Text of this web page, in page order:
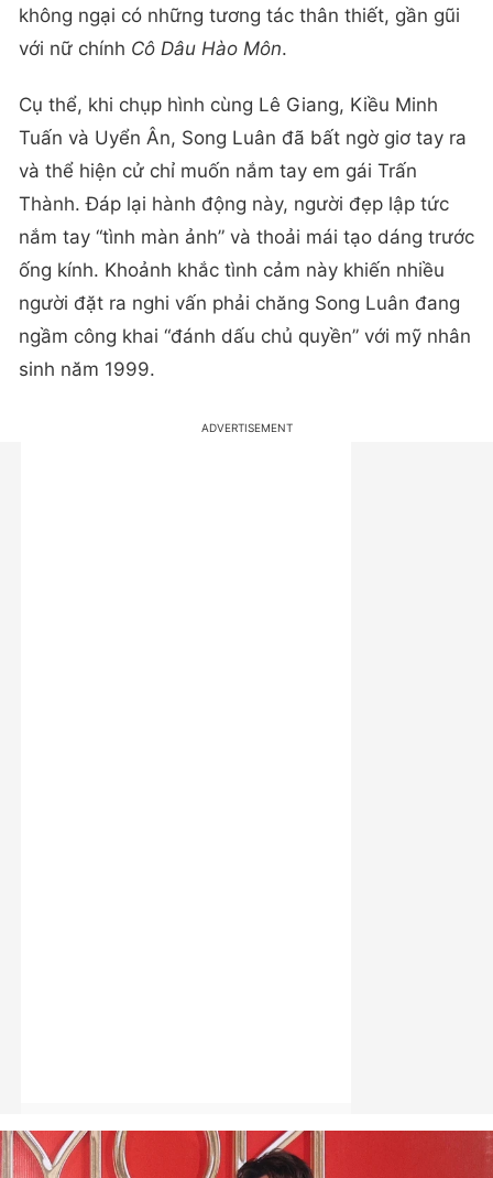
không ngại có những tương tác thân thiết, gần gũi
với nữ chính Cô Dâu Hào Môn.
Cụ thể, khi chụp hình cùng Lê Giang, Kiều Minh
Tuấn và Uyển Ân, Song Luân đã bất ngờ giơ tay ra
và thể hiện cử chỉ muốn nắm tay em gái Trấn
Thành. Đáp lại hành động này, người đẹp lập tức
nắm tay “tình màn ảnh” và thoải mái tạo dáng trước
ống kính. Khoảnh khắc tình cảm này khiến nhiều
người đặt ra nghi vấn phải chăng Song Luân đang
ngầm công khai “đánh dấu chủ quyền” với mỹ nhân
sinh năm 1999.